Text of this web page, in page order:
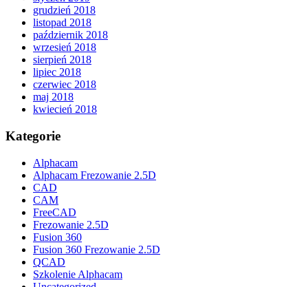
grudzień 2018
listopad 2018
październik 2018
wrzesień 2018
sierpień 2018
lipiec 2018
czerwiec 2018
maj 2018
kwiecień 2018
Kategorie
Alphacam
Alphacam Frezowanie 2.5D
CAD
CAM
FreeCAD
Frezowanie 2.5D
Fusion 360
Fusion 360 Frezowanie 2.5D
QCAD
Szkolenie Alphacam